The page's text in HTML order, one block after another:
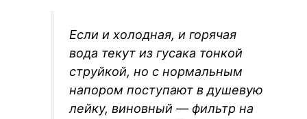
Если и холодная, и горячая
вода текут из гусака тонкой
струйкой, но с нормальным
напором поступают в душевую
лейку, виновный — фильтр на